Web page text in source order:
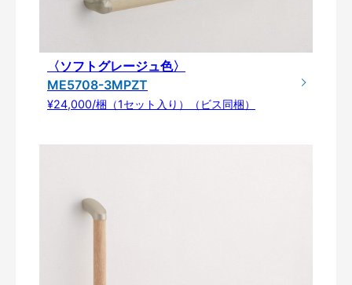
〈ソフトグレージュ色〉
ME5708-3MPZT
¥24,000/梱（1セット入り）（ビス同梱）